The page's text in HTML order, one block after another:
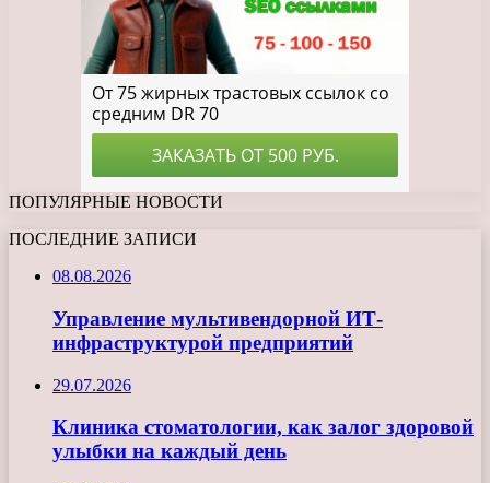
ПОПУЛЯРНЫЕ НОВОСТИ
ПОСЛЕДНИЕ ЗАПИСИ
08.08.2026
Управление мультивендорной ИТ-
инфраструктурой предприятий
29.07.2026
Клиника стоматологии, как залог здоровой
улыбки на каждый день